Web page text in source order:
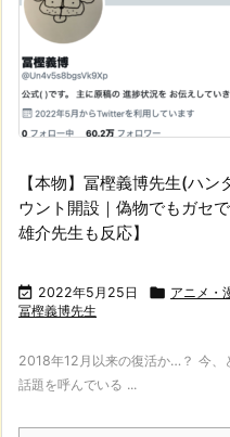
【本物】冨樫義博先生(ハ
ウント開設｜偽物でもガセ
雄介先生も反応】
 2022年5月25日  アニメ・
冨樫義博先生
2018年12月以来の復活か…？ 今、
話題を呼んでいる ...